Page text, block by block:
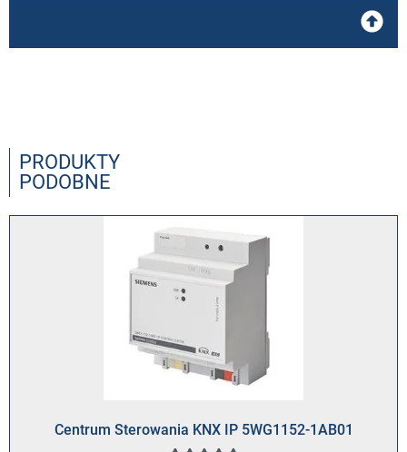
PRODUKTY
PODOBNE
Centrum Sterowania KNX IP 5WG1152-1AB01